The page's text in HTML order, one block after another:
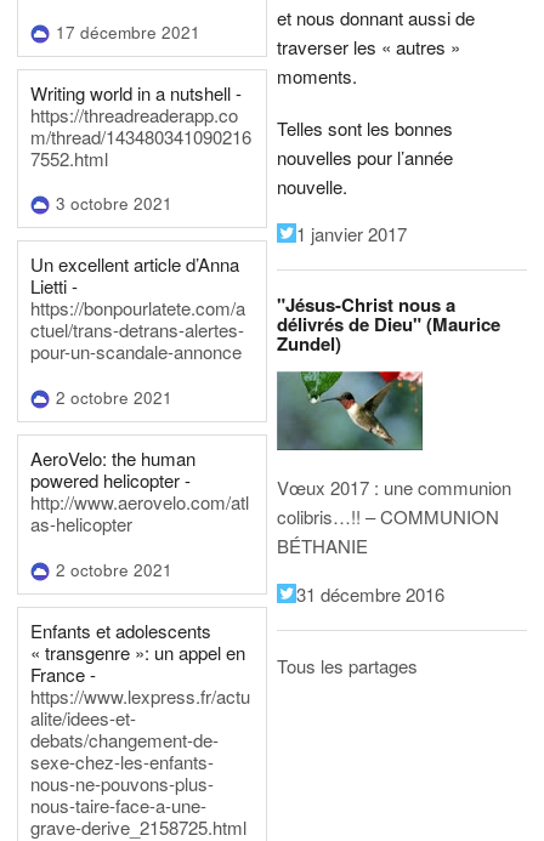
17 décembre 2021
Writing world in a nutshell -
https://threadreaderapp.co
m/thread/143480341090216
7552.html
3 octobre 2021
Un excellent article d’Anna
Lietti -
https://bonpourlatete.com/a
ctuel/trans-detrans-alertes-
pour-un-scandale-annonce
2 octobre 2021
AeroVelo: the human
powered helicopter -
http://www.aerovelo.com/atl
as-helicopter
2 octobre 2021
Enfants et adolescents
« transgenre »: un appel en
France -
https://www.lexpress.fr/actu
alite/idees-et-
debats/changement-de-
sexe-chez-les-enfants-
nous-ne-pouvons-plus-
nous-taire-face-a-une-
grave-derive_2158725.html
et nous donnant aussi de
traverser les « autres »
moments.
Telles sont les bonnes
nouvelles pour l’année
nouvelle.
1 janvier 2017
"Jésus-Christ nous a
délivrés de Dieu" (Maurice
Zundel)
Vœux 2017 : une communion
colibris…!! – COMMUNION
BÉTHANIE
31 décembre 2016
Tous les partages